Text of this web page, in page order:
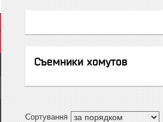
Съемники хомутов